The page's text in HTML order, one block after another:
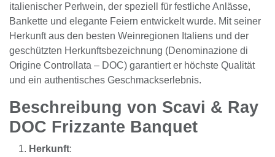
hochwertiger italienischer Perlwein, der speziell für
festliche Anlässe, Bankette und elegante Feiern
entwickelt wurde. Mit seiner Herkunft aus den
besten Weinregionen Italiens und der geschützten
Herkunftsbezeichnung (Denominazione di Origine
Controllata – DOC) garantiert er höchste Qualität
Beschreibung von Scavi & Ray DOC Frizzante
Banquet